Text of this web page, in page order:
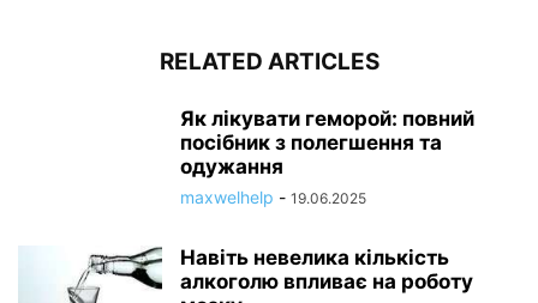
RELATED ARTICLES
Як лікувати геморой: повний
посібник з полегшення та
одужання
maxwelhelp - 19.06.2025
Навіть невелика кількість
алкоголю впливає на роботу